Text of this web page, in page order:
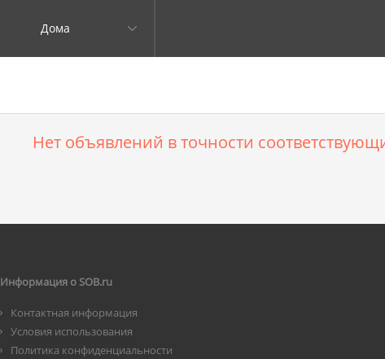
Дома
Нет объявлений в точности
Информация о SOB.ru
Контактная информация
Условия использования
Политика конфиденциальности